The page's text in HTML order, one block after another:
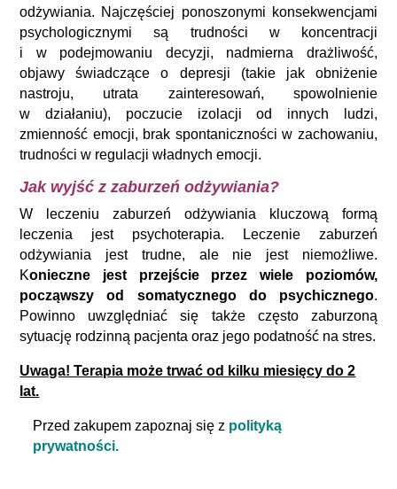
odżywiania. Najczęściej ponoszonymi konsekwencjami
psychologicznymi są trudności w koncentracji
i w podejmowaniu decyzji, nadmierna drażliwość,
objawy świadczące o depresji (takie jak obniżenie
nastroju, utrata zainteresowań, spowolnienie
w działaniu), poczucie izolacji od innych ludzi,
zmienność emocji, brak spontaniczności w zachowaniu,
trudności w regulacji władnych emocji.
Jak wyjść z zaburzeń odżywiania?
W leczeniu zaburzeń odżywiania kluczową formą
leczenia jest psychoterapia. Leczenie zaburzeń
odżywiania jest trudne, ale nie jest niemożliwe.
Konieczne jest przejście przez wiele poziomów,
począwszy od somatycznego do psychicznego.
Powinno uwzględniać się także często zaburzoną
sytuację rodzinną pacjenta oraz jego podatność na stres.
Uwaga! Terapia może trwać od kilku miesięcy do 2
lat.
Przed zakupem zapoznaj się z polityką
prywatności.